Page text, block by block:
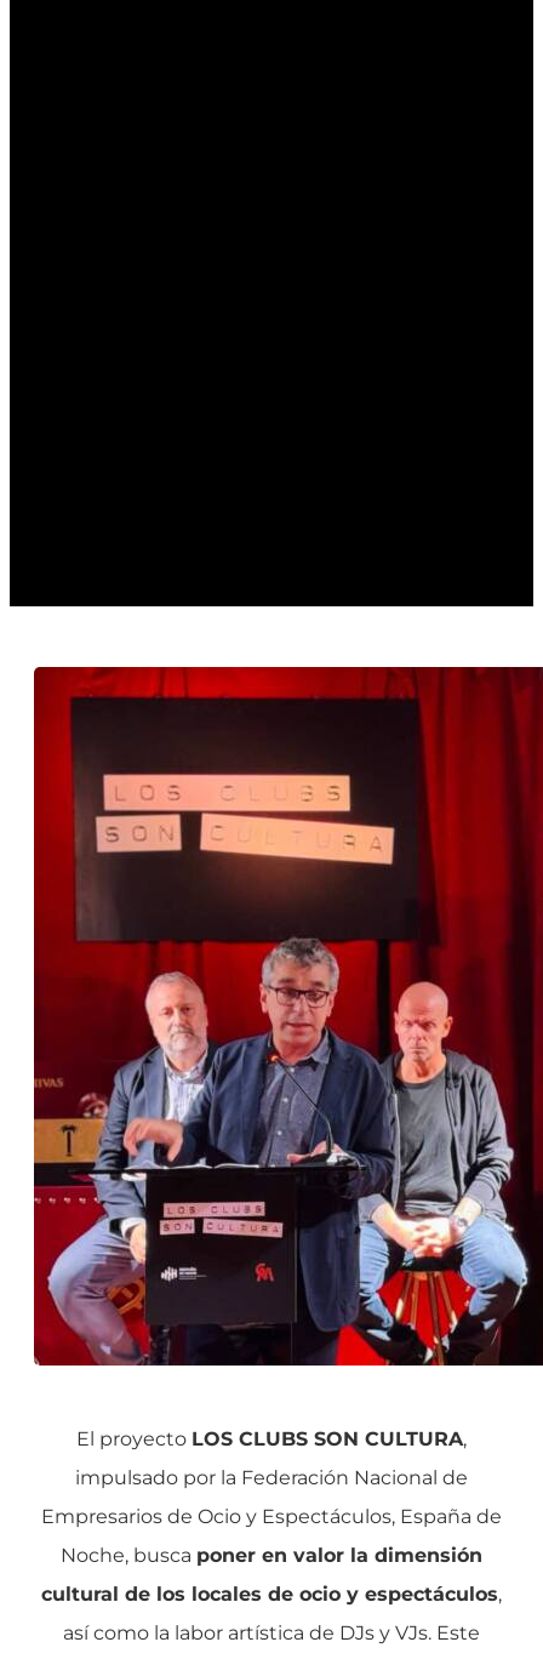
El proyecto LOS CLUBS SON CULTURA,
impulsado por la Federación Nacional de
Empresarios de Ocio y Espectáculos, España de
Noche, busca poner en valor la dimensión
cultural de los locales de ocio y espectáculos,
así como la labor artística de DJs y VJs. Este